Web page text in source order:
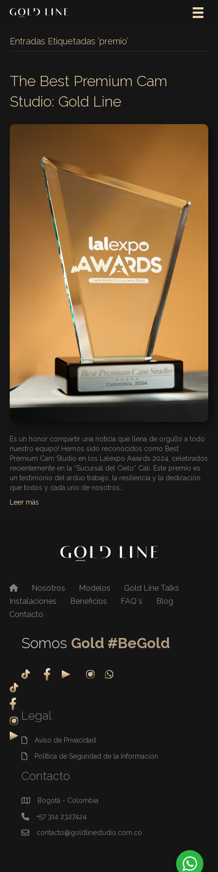
Entradas Etiquetadas ‘premio’
The Best Premium Cam
Studio: Gold Line
Es un honor compartir una noticia que llena de orgullo a todo
nuestro equipo! Hemos sido reconocidos como Best
Premium Cam Studio en los Lalexpo Awards 2024, celebrados
recientemente en la “Sucursal del Cielo“ Cali. Este premio es
un testimonio del arduo trabajo, la resiliencia y la dedicación
que todos y cada uno de nosotros…
Leer más
Nosotros Modelos
Gold Line Talks
Instalaciones
Beneficios FAQ´s
Blog
Contacto
Somos Gold #BeGold
Legal
Aviso de Privacidad
Política de Seguridad de la Información
Contacto
Bogotá - Colombia
+57 314 2327424
contacto@goldlinestudio.com.co